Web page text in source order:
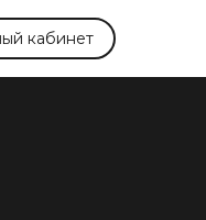
кабинет